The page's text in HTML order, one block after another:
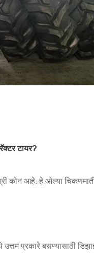
टायर?
आहे. हे ओल्या
उत्तम प्रकारे बसण्यासाठी